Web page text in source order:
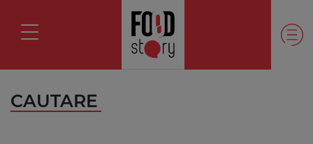
CAUTARE